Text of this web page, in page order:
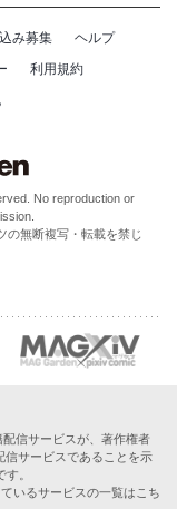
み募集
ヘルプ
利用規約
No reproduction or
の無断複写・転載を禁じ
信サービスが、著作権者
信サービスであることを示
。
いるサービスの一覧はこち